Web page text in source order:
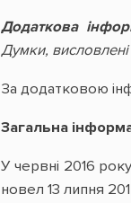
Додаткова
Думки,
За додатковою
Загальна
У червні 2016
новел 13 липня